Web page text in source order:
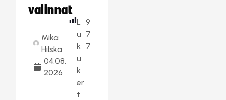
valinnat
Mika
Hilska
04.08.
2026
L
u
k
u
k
er
t
9
7
7